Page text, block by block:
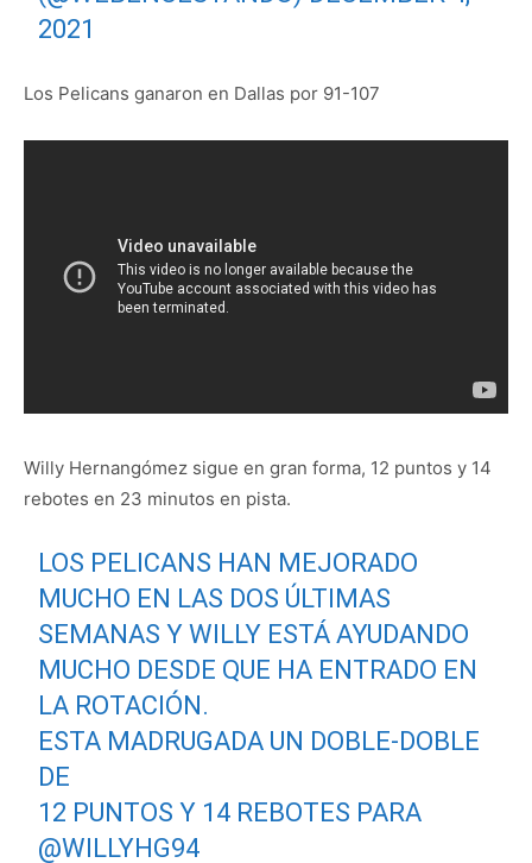
2021
Los Pelicans ganaron en Dallas por 91-107
Willy Hernangómez sigue en gran forma, 12 puntos y 14
rebotes en 23 minutos en pista.
LOS PELICANS HAN MEJORADO
MUCHO EN LAS DOS ÚLTIMAS
SEMANAS Y WILLY ESTÁ AYUDANDO
MUCHO DESDE QUE HA ENTRADO EN
LA ROTACIÓN.
ESTA MADRUGADA UN DOBLE-DOBLE
DE
12 PUNTOS Y 14 REBOTES PARA
@WILLYHG94